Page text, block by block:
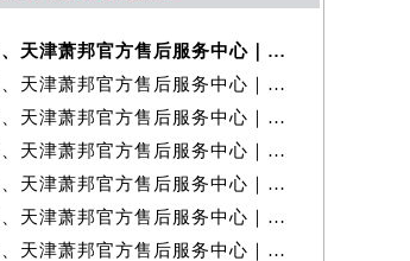
1、天津萧邦官方售后服务中心｜最新地址及官方售后电话权威信息公示（20
2、天津萧邦官方售后服务中心｜最新热线和完整维修地址权威信息公示（20
3、天津萧邦官方售后服务中心｜全新维修地址和客服热线权威信息公示（20
4、天津萧邦官方售后服务中心｜网点地址与24小时客服热线权威信息公示
5、天津萧邦官方售后服务中心｜最新热线及维修地址权威信息公示（2026年
6、天津萧邦官方售后服务中心｜官方电话及服务网点地址权威信息公示（20
7、天津萧邦官方售后服务中心｜全新地址及服务热线权威信息公示（2026年